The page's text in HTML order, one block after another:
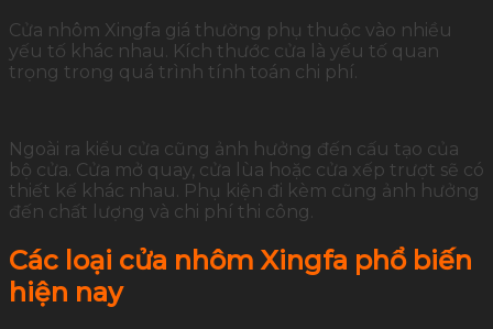
Cửa nhôm Xingfa giá thường phụ thuộc vào nhiều
yếu tố khác nhau. Kích thước cửa là yếu tố quan
trọng trong quá trình tính toán chi phí.
Ngoài ra kiểu cửa cũng ảnh hưởng đến cấu tạo của
bộ cửa. Cửa mở quay, cửa lùa hoặc cửa xếp trượt sẽ có
thiết kế khác nhau. Phụ kiện đi kèm cũng ảnh hưởng
đến chất lượng và chi phí thi công.
Các loại cửa nhômXingfa phổ biến
hiện nay